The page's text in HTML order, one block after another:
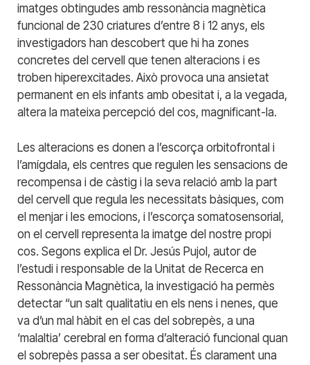
imatges obtingudes amb ressonància magnètica
funcional de 230 criatures d’entre 8 i 12 anys, els
investigadors han descobert que hi ha zones
concretes del cervell que tenen alteracions i es
troben hiperexcitades. Això provoca una ansietat
permanent en els infants amb obesitat i, a la vegada,
altera la mateixa percepció del cos, magnificant-la.
Les alteracions es donen a l’escorça orbitofrontal i
l’amígdala, els centres que regulen les sensacions de
recompensa i de càstig i la seva relació amb la part
del cervell que regula les necessitats bàsiques, com
el menjar i les emocions, i l’escorça somatosensorial,
on el cervell representa la imatge del nostre propi
cos. Segons explica el Dr. Jesús Pujol, autor de
l’estudi i responsable de la Unitat de Recerca en
Ressonància Magnètica, la investigació ha permès
detectar “un salt qualitatiu en els nens i nenes, que
va d’un mal hàbit en el cas del sobrepès, a una
‘malaltia’ cerebral en forma d’alteració funcional quan
el sobrepès passa a ser obesitat. És clarament una